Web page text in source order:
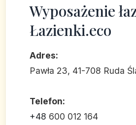
Wyposażenie
Łazienki.eco
Adres:
Pawła 23, 41-708 Ruda
Telefon:
+48 600 012 164